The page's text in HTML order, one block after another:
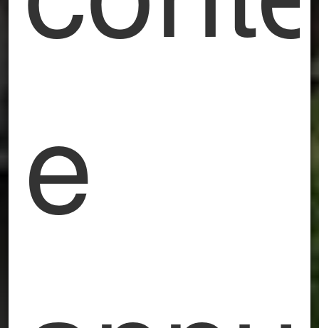
Lacasadiscorta
CIN:IT016005C2YAX8KMB7
PRENOTA ORA
e